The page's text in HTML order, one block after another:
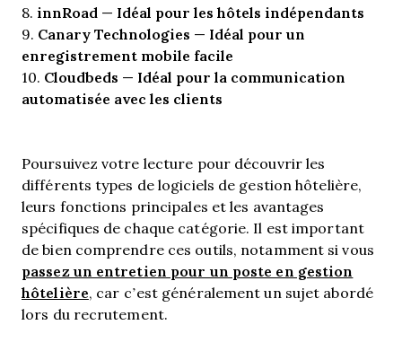
8. innRoad — Idéal pour les hôtels indépendants
9. Canary Technologies — Idéal pour un
enregistrement mobile facile
10. Cloudbeds — Idéal pour la communication
automatisée avec les clients
Poursuivez votre lecture pour découvrir les
différents types de logiciels de gestion hôtelière,
leurs fonctions principales et les avantages
spécifiques de chaque catégorie. Il est important
de bien comprendre ces outils, notamment si vous
passez un entretien pour un poste en gestion
hôtelière, car c’est généralement un sujet abordé
lors du recrutement.